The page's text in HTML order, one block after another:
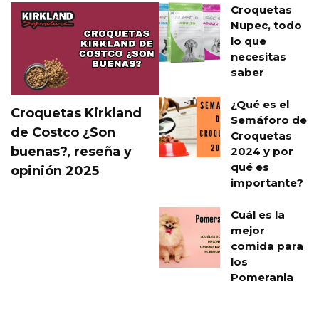
Croquetas Kirkland
de Costco ¿Son
buenas?, reseña y
opinión 2025
Croquetas
Nupec, todo
lo que
necesitas
saber
¿Qué es el
Semáforo de
Croquetas
2024 y por
qué es
importante?
Cuál es la
mejor
comida para
los
Pomerania